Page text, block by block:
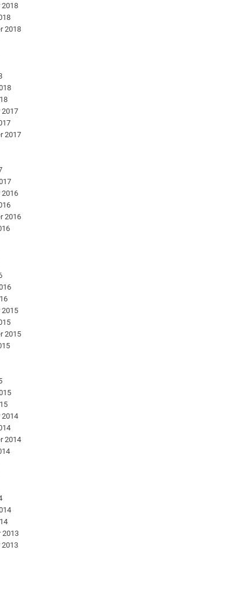
2018
2018
2017
2017
2016
2016
2015
2015
2014
2014
2013
2013